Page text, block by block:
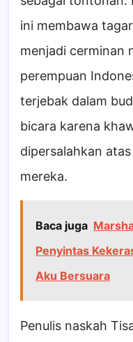
ini membawa
menjadi cerminan
perempuan
terjebak dalam
bicara karena
dipersalahkan
mereka.
Baca juga
Penyintas
Aku Bersuara
Penulis naskah